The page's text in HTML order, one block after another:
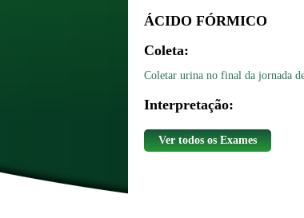
ÁCIDO FÓRMICO
Coleta:
Coletar urina no final da jornada
Interpretação:
Ver todos os Exames